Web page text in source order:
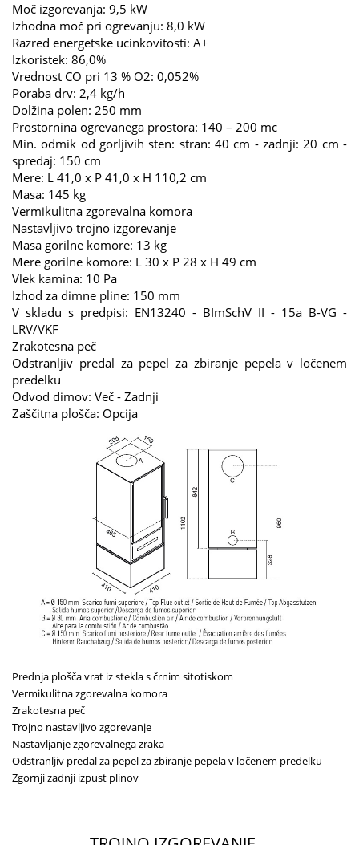
Moč izgorevanja: 9,5 kW
Izhodna moč pri ogrevanju: 8,0 kW
Razred energetske ucinkovitosti: A+
Izkoristek: 86,0%
Vrednost CO pri 13 % O2: 0,052%
Poraba drv: 2,4 kg/h
Dolžina polen: 250 mm
Prostornina ogrevanega prostora: 140 – 200 mc
Min. odmik od gorljivih sten: stran: 40 cm - zadnji: 20 cm -
spredaj: 150 cm
Mere: L 41,0 x P 41,0 x H 110,2 cm
Masa: 145 kg
Vermikulitna zgorevalna komora
Nastavljivo trojno izgorevanje
Masa gorilne komore: 13 kg
Mere gorilne komore: L 30 x P 28 x H 49 cm
Vlek kamina: 10 Pa
Izhod za dimne pline: 150 mm
V skladu s predpisi: EN13240 - BImSchV II - 15a B-VG -
LRV/VKF
Zrakotesna peč
Odstranljiv predal za pepel za zbiranje pepela v ločenem
predelku
Odvod dimov: Več - Zadnji
Zaščitna plošča: Opcija
Prednja plošča vrat iz stekla s črnim sitotiskom
Vermikulitna zgorevalna komora
Zrakotesna peč
Trojno nastavljivo zgorevanje
Nastavljanje zgorevalnega zraka
Odstranljiv predal za pepel za zbiranje pepela v ločenem predelku
Zgornji zadnji izpust plinov